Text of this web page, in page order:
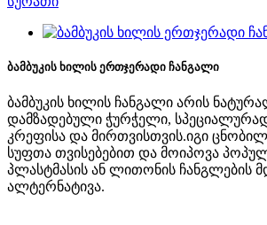
ბამბუკის ხილის ერთჯერადი ჩანგალი
ბამბუკის ხილის ჩანგალი არის
დამზადებული ჭურჭელი,
კრეფისა და მირთვისთვის.იგი
სუფთა თვისებებით და მოიპოვა
პლასტმასის ან ლითონის ჩანგლების
ალტერნატივა.